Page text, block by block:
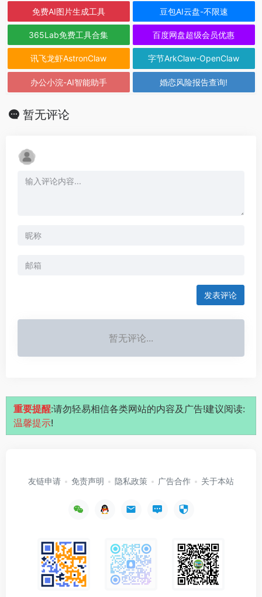
免费AI图片生成工具 豆包AI云盘-不限速
365Lab免费工具合集 百度网盘超级会员优惠
讯飞龙虾AstronClaw 字节ArkClaw-OpenClaw
办公小浣-AI智能助手 婚恋风险报告查询!
暂无评论
发表评论
暂无评论...
重要提醒:请勿轻易相信各类网站的内容及广告!建议阅读:
温馨提示!
友链申请 免责声明 隐私政策 广告合作 关于本站